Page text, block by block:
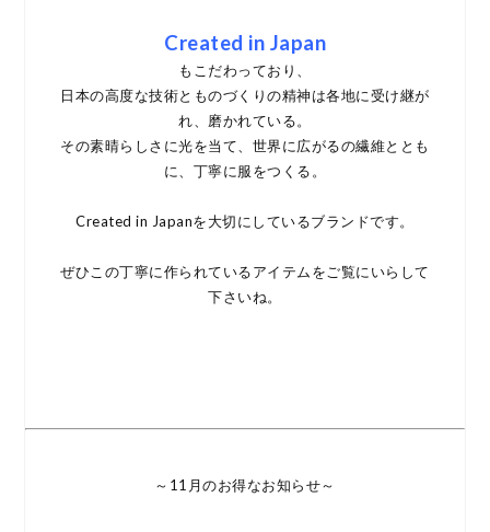
Created in Japan
もこだわっており、
日本の高度な技術とものづくりの精神は各地に受け継が
れ、磨かれている。
その素晴らしさに光を当て、世界に広がるの繊維ととも
に、丁寧に服をつくる。
Created in Japanを大切にしているブランドです。
ぜひこの丁寧に作られているアイテムをご覧にいらして
下さいね。
～11月のお得なお知らせ～